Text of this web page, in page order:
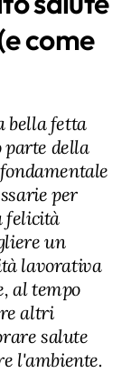
come
bella fetta
parte della
per
felicità
un
lavorativa
al tempo
altri
salute
l'ambiente.